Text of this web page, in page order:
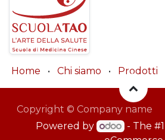
Home • Chi siamo • Prodotti
Copyright © Company name
Powered by - The #1